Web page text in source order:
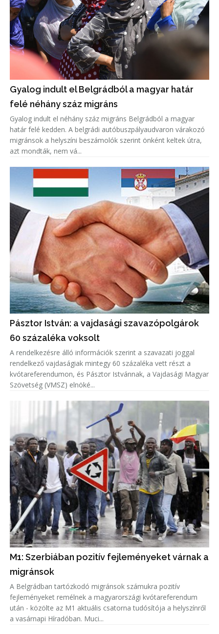
Gyalog indult el Belgrádból a magyar határ
felé néhány száz migráns
Gyalog indult el néhány száz migráns Belgrádból a magyar
határ felé kedden. A belgrádi autóbuszpályaudvaron várakozó
migránsok a helyszíni beszámolók szerint önként keltek útra,
azt mondták, nem vá...
Pásztor István: a vajdasági szavazópolgárok
60 százaléka voksolt
A rendelkezésre álló információk szerint a szavazati joggal
rendelkező vajdaságiak mintegy 60 százaléka vett részt a
kvótareferendumon, és Pásztor Istvánnak, a Vajdasági Magyar
Szövetség (VMSZ) elnöké...
M1: Szerbiában pozitív fejleményeket várnak a
migránsok
A Belgrádban tartózkodó migránsok számukra pozitív
fejleményeket remélnek a magyarországi kvótareferendum
után - közölte az M1 aktuális csatorna tudósítója a helyszínről
a vasárnapi Híradóban. Muci...